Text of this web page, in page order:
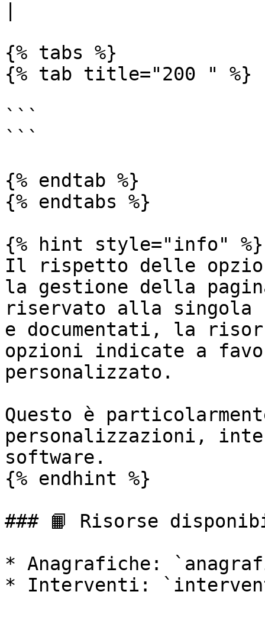
{% tabs %}
{% tab title="200 " %}
```
```
{% endtab %}
{% endtabs %}
{% hint style="info" %}
Il rispetto delle
la gestione della
riservato alla
e documentati, la
opzioni indicate a
personalizzato.
Questo è
personalizzazioni,
software.
{% endhint %}
### 📙 Risorse
* Anagrafiche:
* Interventi: